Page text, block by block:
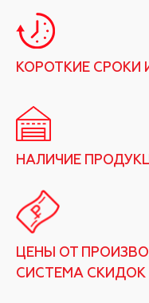
КОРОТКИЕ СРОКИ
НАЛИЧИЕ
ЦЕНЫ ОТ
СИСТЕМА СКИДОК